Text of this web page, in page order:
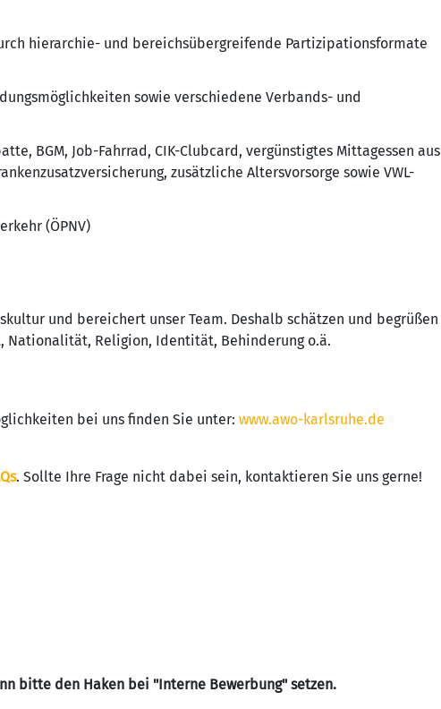
hierarchie- und bereichsübergreifende Partizipationsformate
sowie verschiedene Verbands- und
BGM, Job-Fahrrad, CIK-Clubcard, vergünstigtes Mittagessen aus
zusätzliche Altersvorsorge sowie VWL-
(ÖPNV)
und bereichert unser Team. Deshalb schätzen und begrüßen
Nationalität, Religion, Identität, Behinderung o.ä.
bei uns finden Sie unter: www.awo-karlsruhe.de
. Sollte Ihre Frage nicht dabei sein, kontaktieren Sie uns gerne!
bitte den Haken bei "Interne Bewerbung" setzen.